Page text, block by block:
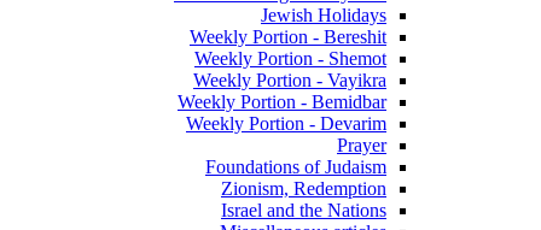
Jewish Holidays
Weekly Portion - Bereshit
Weekly Portion - Shemot
Weekly Portion - Vayikra
Weekly Portion - Bemidbar
Weekly Portion - Devarim
Prayer
Foundations of Judaism
Zionism, Redemption
Israel and the Nations